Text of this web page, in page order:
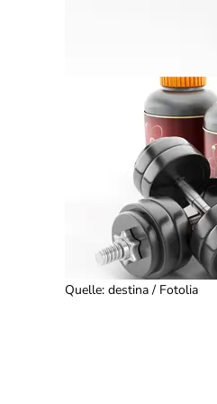
Quelle: destina / Fotolia